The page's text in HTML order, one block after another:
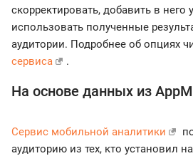
скорректировать, добавить в него
использовать полученные
аудитории. Подробнее об опциях
сервиса
.
На основе данных из
Сервис мобильной аналитики
аудиторию из тех, кто установил